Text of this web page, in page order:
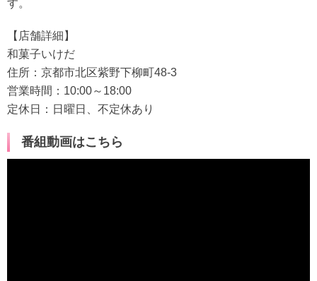
す。
【店舗詳細】
和菓子いけだ
住所：京都市北区紫野下柳町48-3
営業時間：10:00～18:00
定休日：日曜日、不定休あり
番組動画はこちら